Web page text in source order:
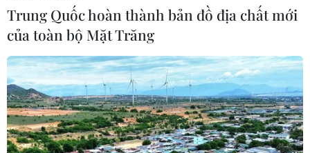
Trung Quốc hoàn thành bản đồ địa chất mới
của toàn bộ Mặt Trăng